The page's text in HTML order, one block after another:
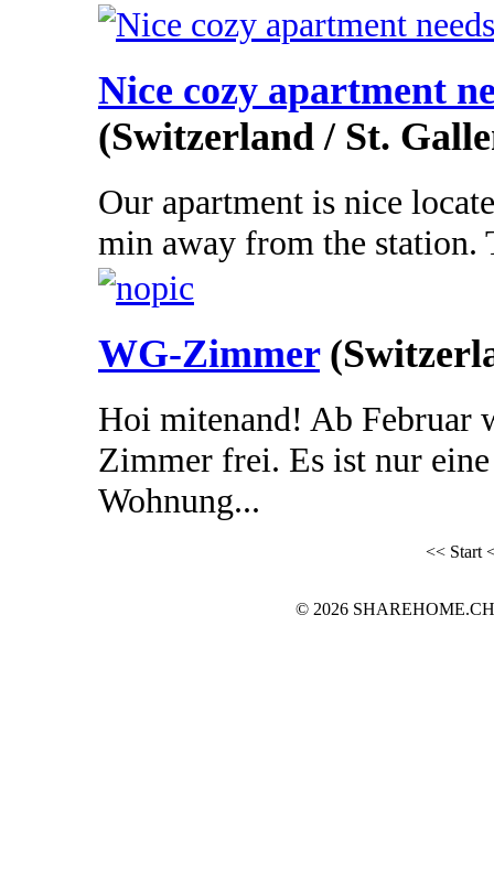
Nice cozy apartment
(Switzerland / St.
Our apartment is nice
min away from the station.
WG-Zimmer
Hoi mitenand! Ab Februar
Zimmer frei. Es ist nur
Wohnung...
<< Start
© 2026